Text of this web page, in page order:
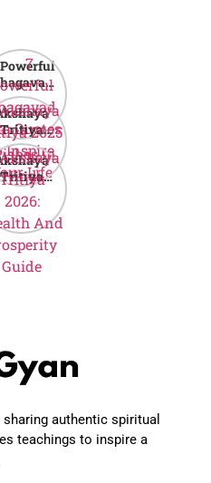
Quotes
Inspire
Life
Tritiya
2025
in
Hindi
Tritiya
2026:
And
Guide
authentic spiritual
teachings to inspire a